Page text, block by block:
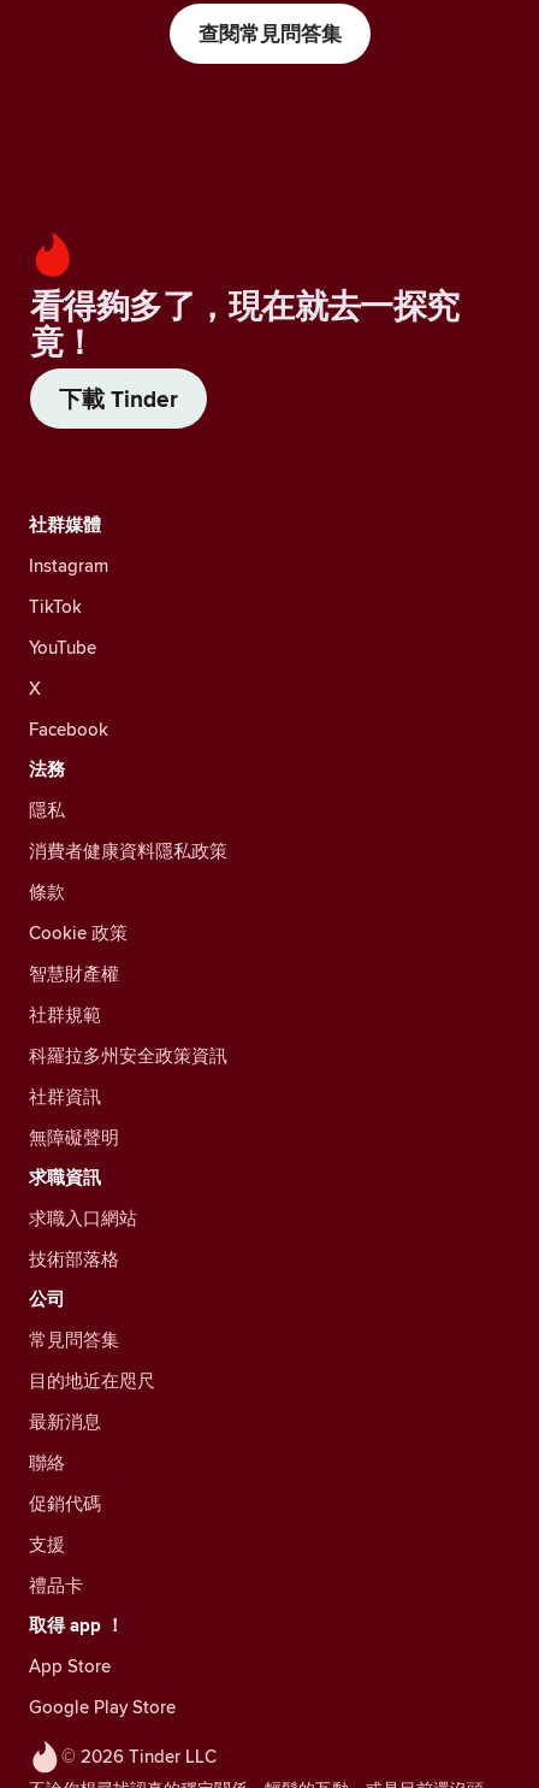
查閱常見問答集
看得夠多了，現在就去一探究
竟！
下載 Tinder
© 2026 Tinder LLC
社群媒體
Instagram
TikTok
YouTube
X
Facebook
法務
隱私
消費者健康資料隱私政策
條款
Cookie 政策
智慧財產權
社群規範
科羅拉多州安全政策資訊
社群資訊
無障礙聲明
求職資訊
求職入口網站
技術部落格
公司
常見問答集
目的地近在咫尺
最新消息
聯絡
促銷代碼
支援
禮品卡
取得 app ！
App Store
Google Play Store